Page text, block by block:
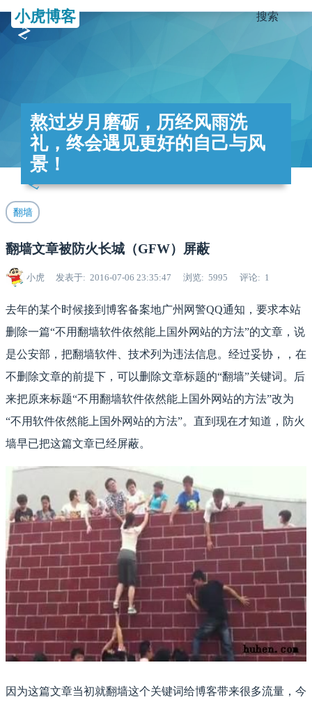
小虎博客 搜索
熬过岁月磨砺，历经风雨洗
礼，终会遇见更好的自己与风
景！
翻墙
翻墙文章被防火长城（GFW）屏蔽
小虎 发表于 2016-07-06 23:35:47 浏览 5995 评论 1
去年的某个时候接到博客备案地广州网警QQ通知，要求本站
删除一篇“不用翻墙软件依然能上国外网站的方法”的文章，说
是公安部，把翻墙软件、技术列为违法信息。经过妥协，，在
不删除文章的前提下，可以删除文章标题的“翻墙”关键词。后
来把原来标题“不用翻墙软件依然能上国外网站的方法”改为
“不用软件依然能上国外网站的方法”。直到现在才知道，防火
墙早已把这篇文章已经屏蔽。
因为这篇文章当初就翻墙这个关键词给博客带来很多流量，今